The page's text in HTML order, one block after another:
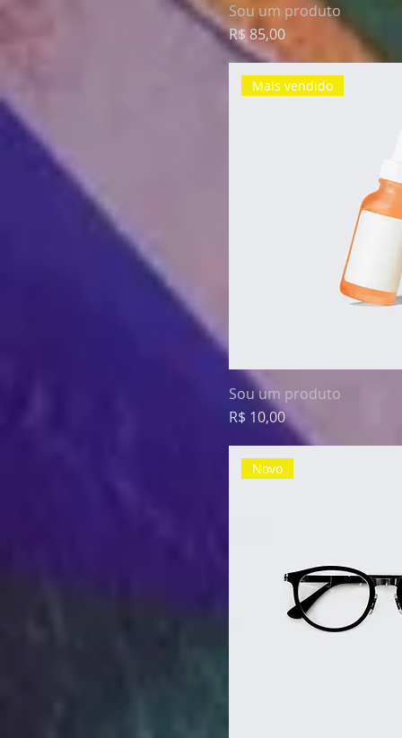
Sou um produto
Preço
R$ 85,00
Mais vendido
Sou um produto
Preço
R$ 10,00
Novo